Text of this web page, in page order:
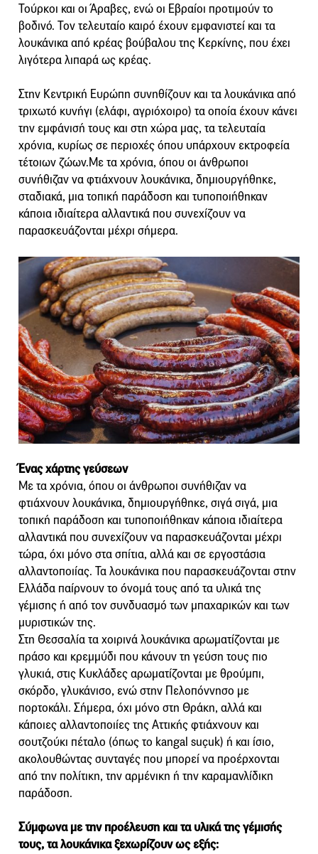
Τούρκοι και οι Άραβες, ενώ οι Εβραίοι προτιμούν το
βοδινό. Τον τελευταίο καιρό έχουν εμφανιστεί και τα
λουκάνικα από κρέας βούβαλου της Κερκίνης, που έχει
λιγότερα λιπαρά ως κρέας.
Στην Κεντρική Ευρώπη συνηθίζουν και τα λουκάνικα από
τριχωτό κυνήγι (ελάφι, αγριόχοιρο) τα οποία έχουν κάνει
την εμφάνισή τους και στη χώρα μας, τα τελευταία
χρόνια, κυρίως σε περιοχές όπου υπάρχουν εκτροφεία
τέτοιων ζώων.Με τα χρόνια, όπου οι άνθρωποι
συνήθιζαν να φτιάχνουν λουκάνικα, δημιουργήθηκε,
σταδιακά, μια τοπική παράδοση και τυποποιήθηκαν
κάποια ιδιαίτερα αλλαντικά που συνεχίζουν να
παρασκευάζονται μέχρι σήμερα.
Ένας χάρτης γεύσεων
Με τα χρόνια, όπου οι άνθρωποι συνήθιζαν να
φτιάχνουν λουκάνικα, δημιουργήθηκε, σιγά σιγά, μια
τοπική παράδοση και τυποποιήθηκαν κάποια ιδιαίτερα
αλλαντικά που συνεχίζουν να παρασκευάζονται μέχρι
τώρα, όχι μόνο στα σπίτια, αλλά και σε εργοστάσια
αλλαντοποιίας. Τα λουκάνικα που παρασκευάζονται στην
Ελλάδα παίρνουν το όνομά τους από τα υλικά της
γέμισης ή από τον συνδυασμό των μπαχαρικών και των
μυριστικών της.
Στη Θεσσαλία τα χοιρινά λουκάνικα αρωματίζονται με
πράσο και κρεμμύδι που κάνουν τη γεύση τους πιο
γλυκιά, στις Κυκλάδες αρωματίζονται με θρούμπι,
σκόρδο, γλυκάνισο, ενώ στην Πελοπόννησο με
πορτοκάλι. Σήμερα, όχι μόνο στη Θράκη, αλλά και
κάποιες αλλαντοποιίες της Αττικής φτιάχνουν και
σουτζούκι πέταλο (όπως το kangal suçuk) ή και ίσιο,
ακολουθώντας συνταγές που μπορεί να προέρχονται
από την πολίτικη, την αρμένικη ή την καραμανλίδικη
παράδοση.
Σύμφωνα με την προέλευση και τα υλικά της γέμισής
τους, τα λουκάνικα ξεχωρίζουν ως εξής: